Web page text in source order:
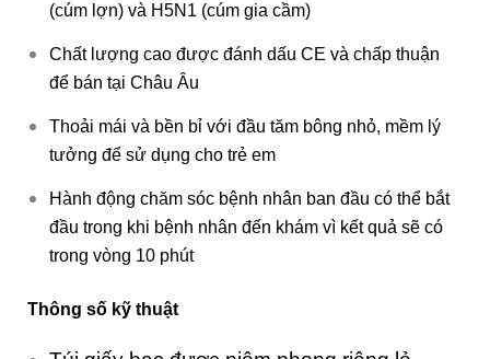
(cúm lợn) và H5N1 (cúm gia cầm)
Chất lượng cao được đánh dấu CE và chấp thuận
để bán tại Châu Âu
Thoải mái và bền bỉ với đầu tăm bông nhỏ, mềm lý
tưởng để sử dụng cho trẻ em
Hành động chăm sóc bệnh nhân ban đầu có thể bắt
đầu trong khi bệnh nhân đến khám vì kết quả sẽ có
trong vòng 10 phút
Thông số kỹ thuật